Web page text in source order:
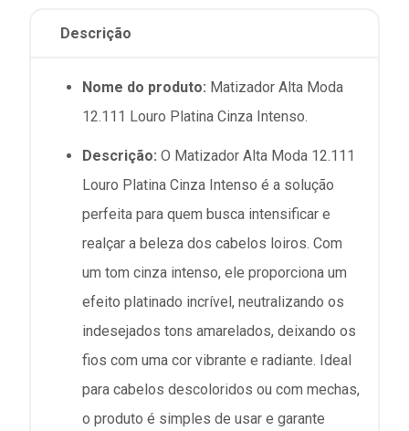
Descrição
Nome do produto: Matizador Alta Moda
12.111 Louro Platina Cinza Intenso.
Descrição: O Matizador Alta Moda 12.111
Louro Platina Cinza Intenso é a solução
perfeita para quem busca intensificar e
realçar a beleza dos cabelos loiros. Com
um tom cinza intenso, ele proporciona um
efeito platinado incrível, neutralizando os
indesejados tons amarelados, deixando os
fios com uma cor vibrante e radiante. Ideal
para cabelos descoloridos ou com mechas,
o produto é simples de usar e garante